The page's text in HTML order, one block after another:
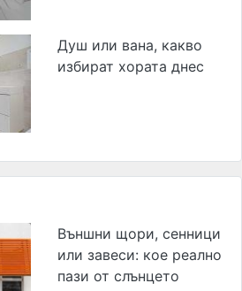
Душ или вана, какво
избират хората днес
Външни щори, сенници
или завеси: кое реално
пази от слънцето